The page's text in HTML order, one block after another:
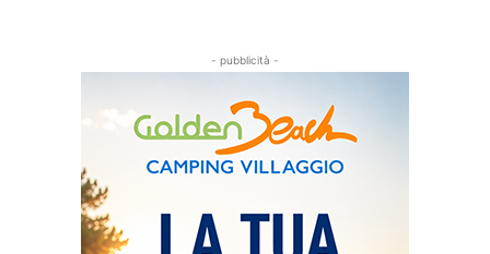
- pubblicità -